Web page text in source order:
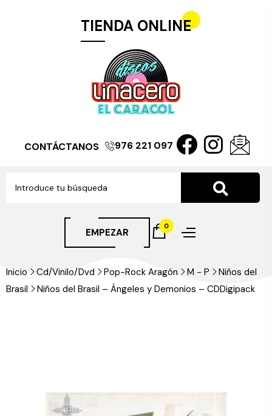
TIENDA ONLINE
CONTÁCTANOS 976 221 097
EMPEZAR
0
Inicio Cd/Vinilo/Dvd Pop-Rock Aragón M - P
Niños del
Brasil
Niños del Brasil – Ángeles y Demonios – CDDigipack